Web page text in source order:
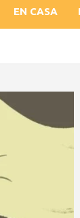
EN CASA